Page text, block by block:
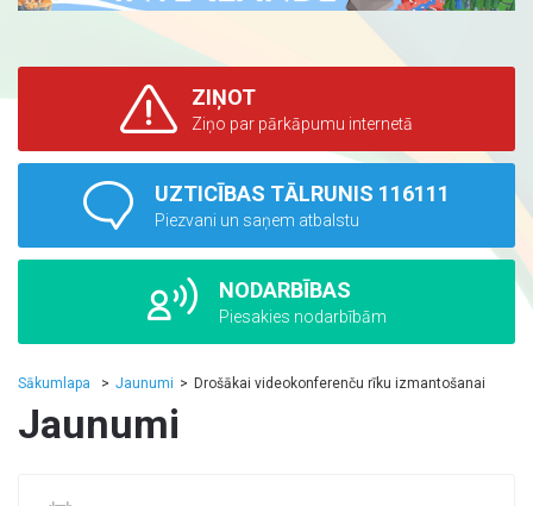
ZIŅOT
Ziņo par pārkāpumu internetā
UZTICĪBAS TĀLRUNIS 116111
Piezvani un saņem atbalstu
NODARBĪBAS
Piesakies nodarbībām
Sākumlapa Jaunumi Drošākai videokonferenču rīku izmantošanai
Jaunumi